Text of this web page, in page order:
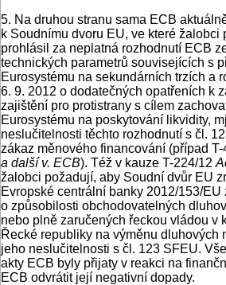
5. Na druhou stranu sama ECB
k Soudnímu dvoru EU, ve které žalobci
prohlásil za neplatná rozhodnutí ECB
technických parametrů souvisejících s
Eurosystému na sekundárních trzích a
6. 9. 2012 o dodatečných opatřeních k
zajištění pro protistrany s cílem
Eurosystému na poskytování likvidity,
neslučitelnosti těchto rozhodnutí s čl.
zákaz měnového financování (případ T-
a další v. ECB). Též v kauze T-224/12
žalobci požadují, aby Soudní dvůr EU
Evropské centrální banky 2012/153/EU
o způsobilosti obchodovatelných
nebo plně zaručených řeckou vládou v
Řecké republiky na výměnu dluhových
jeho neslučitelnosti s čl. 123 SFEU.
akty ECB byly přijaty v reakci na
ECB odvrátit její negativní dopady.